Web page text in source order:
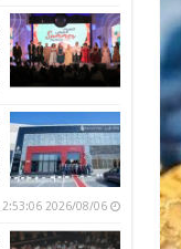
2026/08/06 2:53:06 مساءً